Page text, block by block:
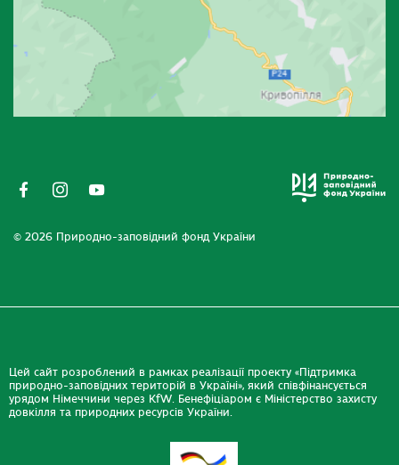
© 2026 Природно-заповідний фонд України
Цей сайт розроблений в рамках реалізації проекту «Підтримка
природно-заповідних територій в Україні», який співфінансується
урядом Німеччини через KfW. Бенефіціаром є Міністерство захисту
довкілля та природних ресурсів України.